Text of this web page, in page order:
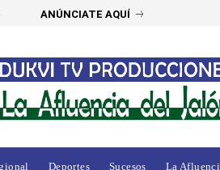
ANÚNCIATE AQUÍ
Deportes Sucesos La